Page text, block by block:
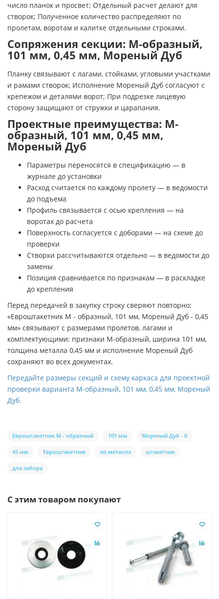
число планок и просвет; Отдельный расчет делают для
створок; Полученное количество распределяют по
пролетам, воротам и калитке отдельными строками.
Сопряжения секции: М-образный,
101 мм, 0,45 мм, Мореный Дуб
Планку связывают с лагами, стойками, угловыми участками
и рамами створок; Исполнение Мореный Дуб согласуют с
крепежом и деталями ворот; При подрезке лицевую
сторону защищают от стружки и царапания.
Проектные преимущества: М-
образный, 101 мм, 0,45 мм,
Мореный Дуб
Параметры переносятся в спецификацию — в
журнале до установки
Расход считается по каждому пролету — в ведомости
до подъема
Профиль связывается с осью крепления — на
воротах до расчета
Поверхность согласуется с доборами — на схеме до
проверки
Створки рассчитываются отдельно — в ведомости до
замены
Позиция сравнивается по признакам — в раскладке
до крепления
Перед передачей в закупку строку сверяют повторно;
«Евроштакетник М - образный, 101 мм, Мореный Дуб - 0,45
мм» связывают с размерами пролетов, лагами и
комплектующими; признаки М-образный, ширина 101 мм,
толщина металла 0,45 мм и исполнение Мореный Дуб
сохраняют во всех документах.
Передайте размеры секций и схему каркаса для проектной
проверки варианта М-образный, 101 мм, 0,45 мм, Мореный
Дуб.
Евроштакетник М - образный 101 мм Мореный Дуб - 0
45 мм Евроштакетник из металла штакетник
для забора
С этим товаром покупают